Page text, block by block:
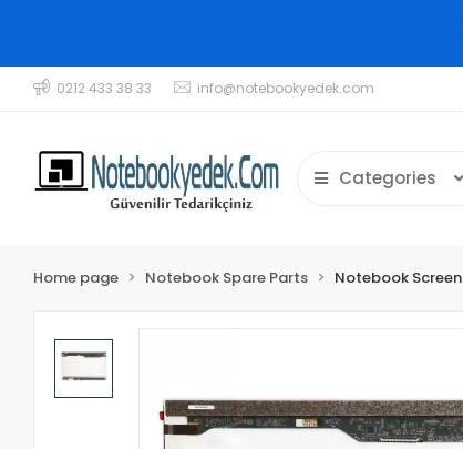
0212 433 38 33 info@notebookyedek.com
Categories
Home page Notebook Spare Parts Notebook Screen